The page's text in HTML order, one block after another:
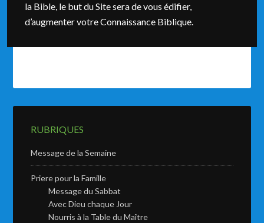
la Bible, le but du Site sera de vous édifier,
d’augmenter votre Connaissance Biblique.
RUBRIQUES
Message de la Semaine
Priere pour la Famille
Message du Sabbat
Avec Dieu chaque Jour
Nourris à la Table du Maître